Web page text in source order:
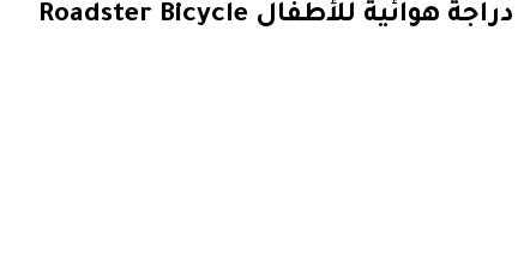
دراجة هوائية للأطفال Roadster Bicycle